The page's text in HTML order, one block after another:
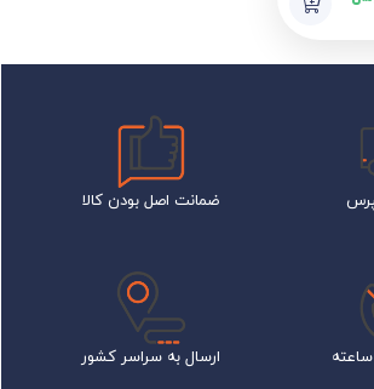
ضمانت اصل بودن کالا
ارسال به سراسر کشور